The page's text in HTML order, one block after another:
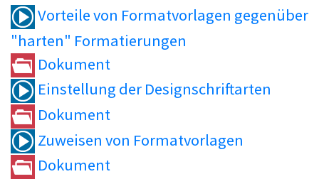
Vorteile von Formatvorlagen gegenüber
"harten" Formatierungen
Dokument
Einstellung der Designschriftarten
Dokument
Zuweisen von Formatvorlagen
Dokument